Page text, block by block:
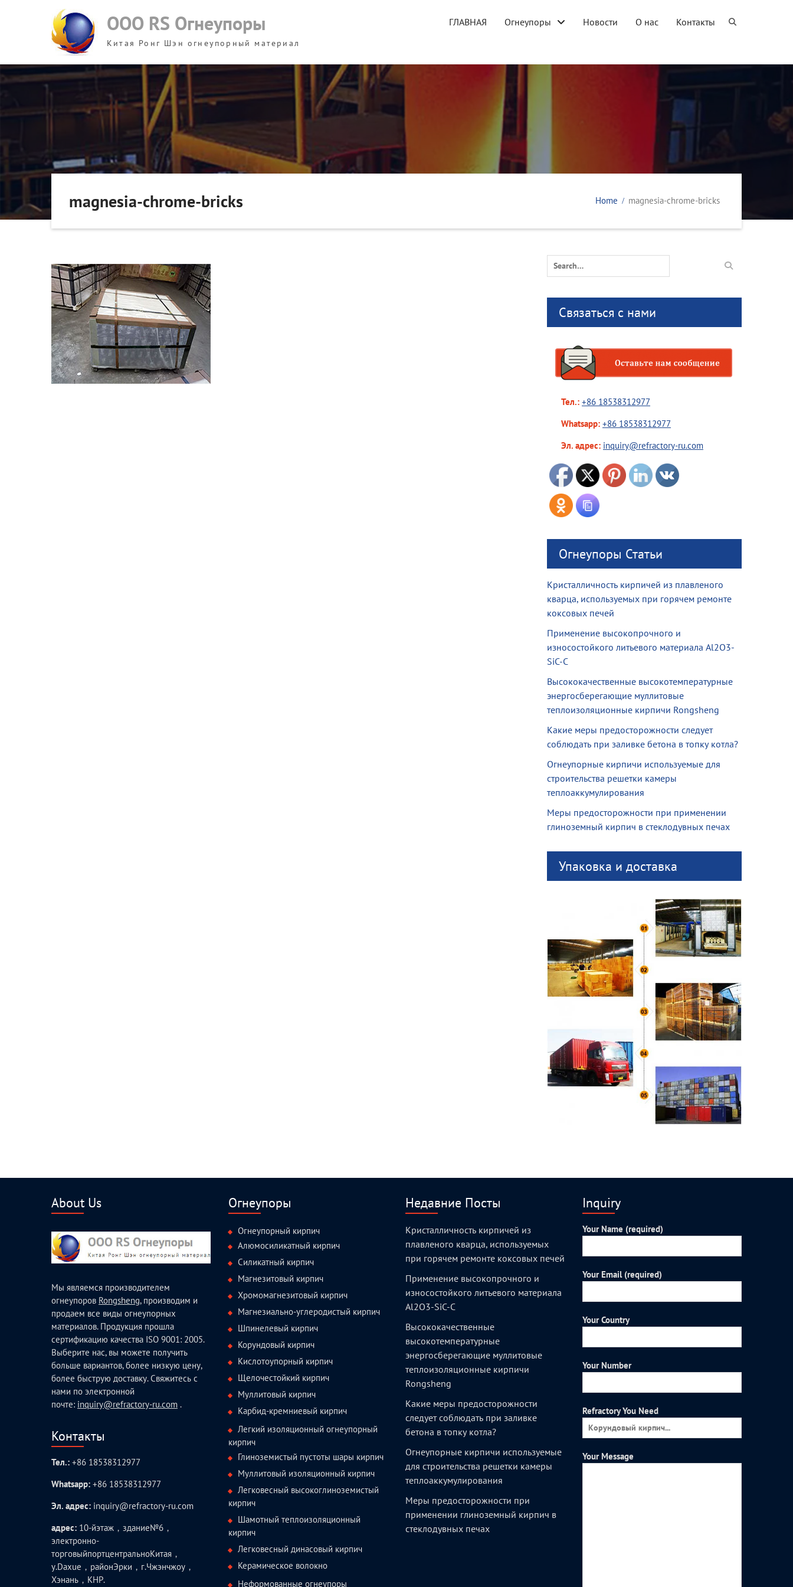
ООО RS Огнеупоры
Китая Ронг Шэн огнеупорный материал
ГЛАВНАЯ Огнеупоры Новости О нас Контакты
magnesia-chrome-bricks Home magnesia-chrome-bricks
Search
for:
Связаться с нами
Тел.: +86 18538312977
Whatsapp: +86 18538312977
Эл. адрес: inquiry@refractory-ru.com
Огнеупоры Статьи
Кристалличность кирпичей из плавленого
кварца, используемых при горячем ремонте
коксовых печей
Применение высокопрочного и
износостойкого литьевого материала Al2O3-
SiC-C
Высококачественные высокотемпературные
энергосберегающие муллитовые
теплоизоляционные кирпичи Rongsheng
Какие меры предосторожности следует
соблюдать при заливке бетона в топку котла?
Огнеупорные кирпичи используемые для
строительства решетки камеры
теплоаккумулирования
Меры предосторожности при применении
глиноземный кирпич в стеклодувных печах
Упаковка и доставка
About Us
Мы являемся производителем
огнеупоров Rongsheng, производим и
продаем все виды огнеупорных
материалов. Продукция прошла
сертификацию качества ISO 9001: 2005.
Выберите нас, вы можете получить
больше вариантов, более низкую цену,
более быструю доставку. Свяжитесь с
нами по электронной
почте: inquiry@refractory-ru.com .
Контакты
Тел.: +86 18538312977
Whatsapp: +86 18538312977
Эл. адрес: inquiry@refractory-ru.com
адрес: 10-йэтаж，здание№6，
электронно-
торговыйпортцентральноКитая，
у.Daxue，районЭрки，г.Чжэнчжоу，
Хэнань，КНР.
Огнеупоры
Огнеупорный кирпич
Алюмосиликатный кирпич
Силикатный кирпич
Магнезитовый кирпич
Хромомагнезитовый кирпич
Магнезиально-углеродистый кирпич
Шпинелевый кирпич
Корундовый кирпич
Кислотоупорный кирпич
Щелочестойкий кирпич
Муллитовый кирпич
Карбид-кремниевый кирпич
Легкий изоляционный огнеупорный
кирпич
Глиноземистый пустоты шары кирпич
Муллитовый изоляционный кирпич
Легковесный высокоглиноземистый
кирпич
Шамотный теплоизоляционный
кирпич
Легковесный динасовый кирпич
Керамическое волокно
Неформованные огнеупоры
Недавние Посты
Кристалличность кирпичей из
плавленого кварца, используемых
при горячем ремонте коксовых печей
Применение высокопрочного и
износостойкого литьевого материала
Al2O3-SiC-C
Высококачественные
высокотемпературные
энергосберегающие муллитовые
теплоизоляционные кирпичи
Rongsheng
Какие меры предосторожности
следует соблюдать при заливке
бетона в топку котла?
Огнеупорные кирпичи используемые
для строительства решетки камеры
теплоаккумулирования
Меры предосторожности при
применении глиноземный кирпич в
стеклодувных печах
Inquiry
Your Name (required)
Your Email (required)
Your Country
Your Number
Refractory You Need
Your Message